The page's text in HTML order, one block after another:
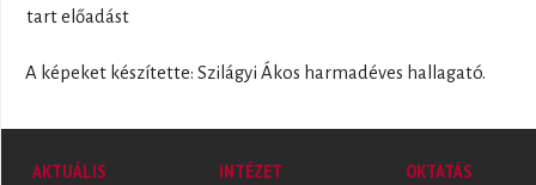
tart előadást
A képeket készítette: Szilágyi Ákos harmadéves hallagató.
AKTUÁLIS
INTÉZET
OKTATÁS